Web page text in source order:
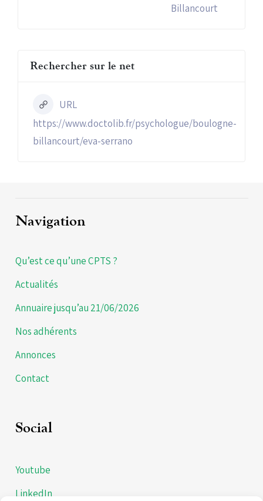
Billancourt
Rechercher sur le net
URL
https://www.doctolib.fr/psychologue/boulogne-
billancourt/eva-serrano
Navigation
Qu’est ce qu’une CPTS ?
Actualités
Annuaire jusqu’au 21/06/2026
Nos adhérents
Annonces
Contact
Social
Youtube
LinkedIn